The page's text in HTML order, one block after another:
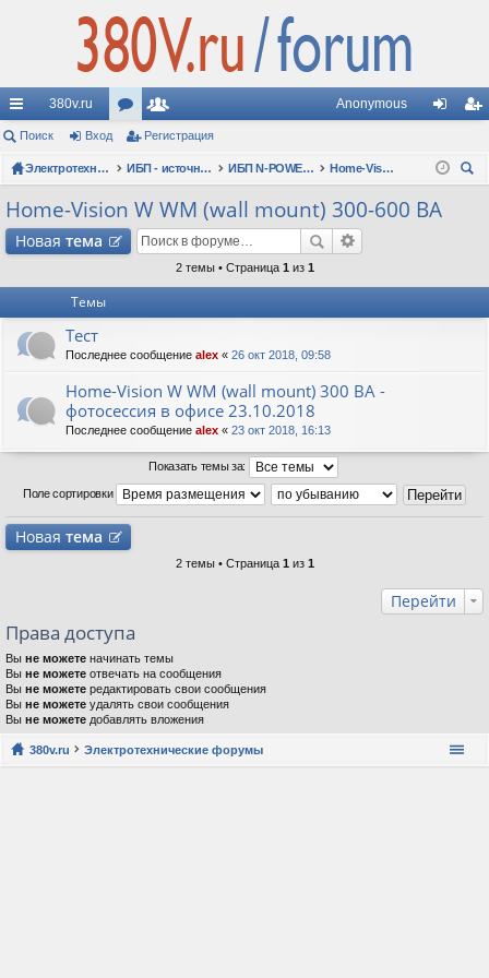
с
ы
лк
380v.ru
ор
ум
ол
ьз
ов
ат
Anonymous
д ис
Поиск Вход Регистрация
Электротехнические форумы ИБП - источники бесперебойного питания ИБП N-POWER: новые модели (презентации, фотосессии, обзоры)
Home-Vision W WM (wall mount) 300-600 ВА
Home-Vision W WM (wall mount) 300-600 ВА
Новая тема
2 темы • Страница 1 из 1
Темы
Тест
Последнее сообщение alex « 26 окт 2018, 09:58
Home-Vision W WM (wall mount) 300 ВА -
фотосессия в офисе 23.10.2018
Последнее сообщение alex « 23 окт 2018, 16:13
Показать темы за:
Поле сортировки
Новая тема
2 темы • Страница 1 из 1
Перейти
Права доступа
Вы не можете начинать темы
Вы не можете отвечать на сообщения
Вы не можете редактировать свои сообщения
Вы не можете удалять свои сообщения
Вы не можете добавлять вложения
380v.ru Электротехнические форумы